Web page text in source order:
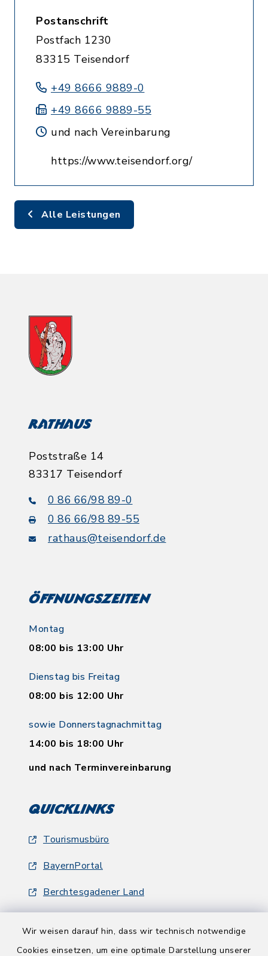
Wir weisen darauf hin, dass wir technisch notwendige
Cookies einsetzen, um eine optimale Darstellung unserer
Postanschrift
Postfach 1230
83315 Teisendorf
+49 8666 9889-0
+49 8666 9889-55
und nach Vereinbarung
https://www.teisendorf.org/
Alle Leistungen
Rathaus
Poststraße 14
83317 Teisendorf
0 86 66/98 89-0
0 86 66/98 89-55
rathaus@teisendorf.de
Öffnungszeiten
Montag
08:00 bis 13:00 Uhr
Dienstag bis Freitag
08:00 bis 12:00 Uhr
sowie Donnerstagnachmittag
14:00 bis 18:00 Uhr
und nach Terminvereinbarung
Quicklinks
Tourismusbüro
BayernPortal
Berchtesgadener Land